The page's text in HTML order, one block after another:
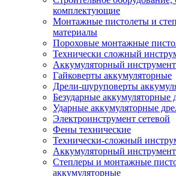
комплектующие
Монтажные пистолеты и
материалы
Пороховые монтажные
Технически сложный
Аккумуляторный инструмент
Гайковерты аккумуляторные
Дрели-шуруповерты
Безударные
Ударные аккумуляторные
Электроинструмент сетевой
Фены технические
Технически-сложный
Аккумуляторный инструмент
Степлеры и монтажные
аккумуляторные